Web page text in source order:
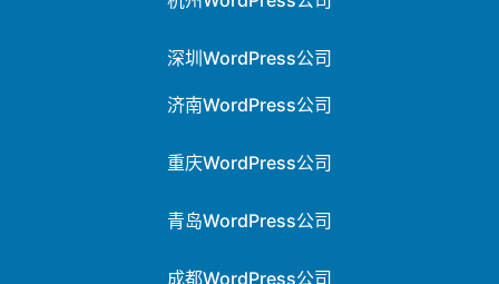
上海WordPress公司
天津WordPress公司
武汉WordPress公司
杭州WordPress公司
深圳WordPress公司